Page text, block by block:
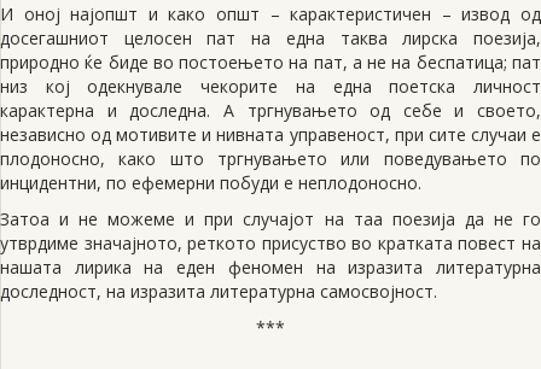
И оној најопшт и како општ – карактеристичен – извод од
досегашниот целосен пат на една таква лирска поезија,
природно ќе биде во постоењето на пат, а не на беспатица; пат
низ кој одекнувале чекорите на една поетска личност
карактерна и доследна. А тргнувањето од себе и своето,
независно од мотивите и нивната управеност, при сите случаи е
плодоносно, како што тргнувањето или поведувањето по
инцидентни, по ефемерни побуди е неплодоносно.
Затоа и не можеме и при случајот на таа поезија да не го
утврдиме значајното, реткото присуство во кратката повест на
нашата лирика на еден феномен на изразита литературна
доследност, на изразита литературна самосвојност.
***